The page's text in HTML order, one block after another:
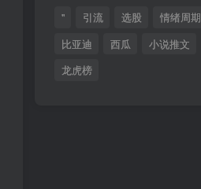
" 引流 选股
情绪周期
比亚迪
西瓜 小说推文
龙虎榜